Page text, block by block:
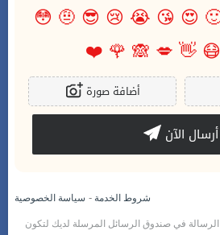
😍
😘
😭
😢
😎
🤨
😳
😷
👋
💋
🙈
🌹
❤️
أضافة صورة
أرسال الآن
شروط الخدمة - سياسة الخصوصية
في صندوق الرسائل المرسلة لديك لتكون